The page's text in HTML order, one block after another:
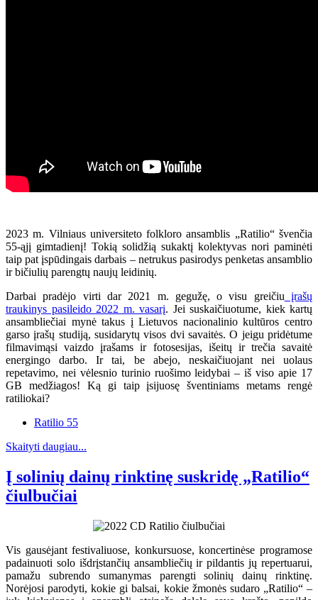
2023 m. Vilniaus universiteto folkloro ansamblis „Ratilio“ švenčia
55-ąjį gimtadienį! Tokią solidžią sukaktį kolektyvas nori paminėti
taip pat įspūdingais darbais – netrukus pasirodys penketas ansamblio
ir bičiulių parengtų naujų leidinių.
Darbai pradėjo virti dar 2021 m. gegužę, o visu greičiu įrašų
traukinys pasileido 2022 m. vasarį. Jei suskaičiuotume, kiek kartų
ansambliečiai mynė takus į Lietuvos nacionalinio kultūros centro
garso įrašų studiją, susidarytų visos dvi savaitės. O jeigu pridėtume
filmavimąsi vaizdo įrašams ir fotosesijas, išeitų ir trečia savaitė
energingo darbo. Ir tai, be abejo, neskaičiuojant nei uolaus
repetavimo, nei vėlesnio turinio ruošimo leidybai – iš viso apie 17
GB medžiagos! Ką gi taip įsijuosę šventiniams metams rengė
ratiliokai?
Ratilio 55
Skaityti daugiau...
Į solinių dainų rinktinę suskridę „Ratilio“
čiulbučiai
Vis gausėjant festivaliuose, konkursuose, koncertinėse programose
padainuoti solo išdrįstančių ansambliečių ir pildantis jų repertuarui,
pamažu subrendo sumanymas parengti solinių dainų rinktinę.
Norėjosi parodyti, kokie gi balsai, kokie žmonės sudaro „Ratilio“ –